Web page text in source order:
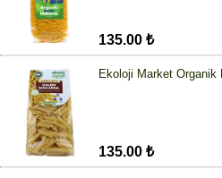
135.00 ₺
Ekoloji Market Organik
135.00 ₺